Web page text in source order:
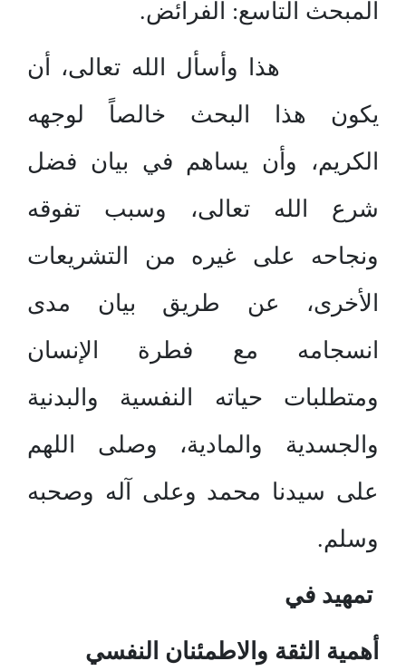
المبحث التاسع: الفرائض.
هذا وأسأل الله تعالى، أن
يكون هذا البحث خالصاً لوجهه
الكريم، وأن يساهم في بيان فضل
شرع الله تعالى، وسبب تفوقه
ونجاحه على غيره من التشريعات
الأخرى، عن طريق بيان مدى
انسجامه مع فطرة الإنسان
ومتطلبات حياته النفسية والبدنية
والجسدية والمادية، وصلى اللهم
على سيدنا محمد وعلى آله وصحبه
وسلم.
تمهيد في
أهمية الثقة والاطمئنان النفسي